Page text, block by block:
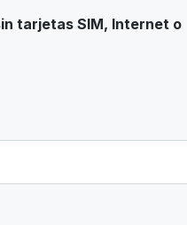
tarjetas SIM, Internet o